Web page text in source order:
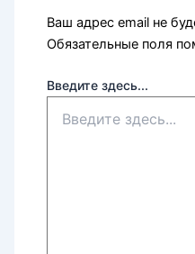
Ваш адрес email не
Обязательные поля
Введите здесь...